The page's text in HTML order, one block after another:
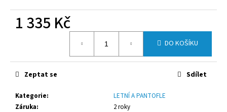
1 335 Kč
DO KOŠÍKU
Kategorie:
LETNÍ A PANTOFLE
Záruka:
2 roky
Zeptat se Sdílet
e
m
PRESTIGE
DENIM
335
Kč